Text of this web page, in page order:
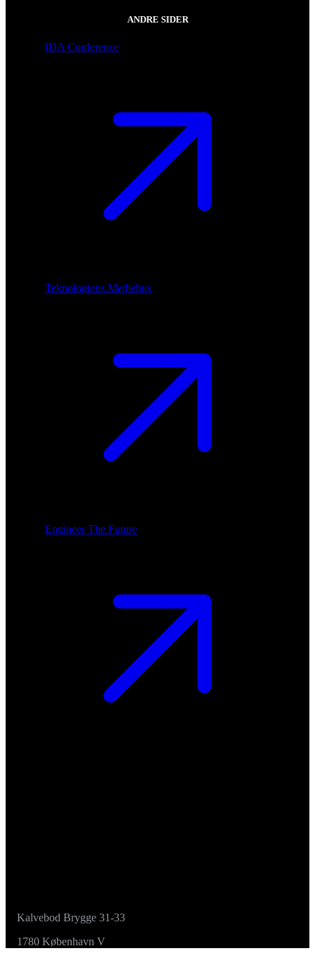
ANDRE SIDER
IDA Conference
Teknologiens Mediehus
Engineer The Future
Kalvebod Brygge 31-33
1780 København V